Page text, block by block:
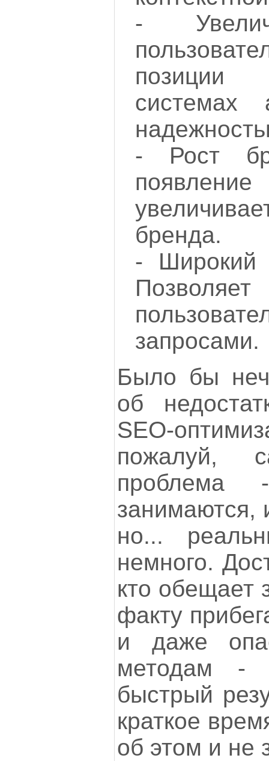
-
системах
- Рост
бренда.
- Широкий
запросами.
Было бы
об
SEO-
пожалуй,
проблема
занимаются,
но...
немного.
кто обещает
факту
и даже
методам -
быстрый
краткое
об этом и не